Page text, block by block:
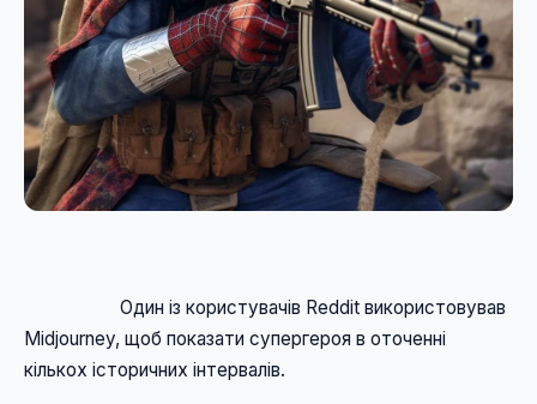
Midjourney, щоб показати супергероя в оточенні
кількох історичних інтервалів.